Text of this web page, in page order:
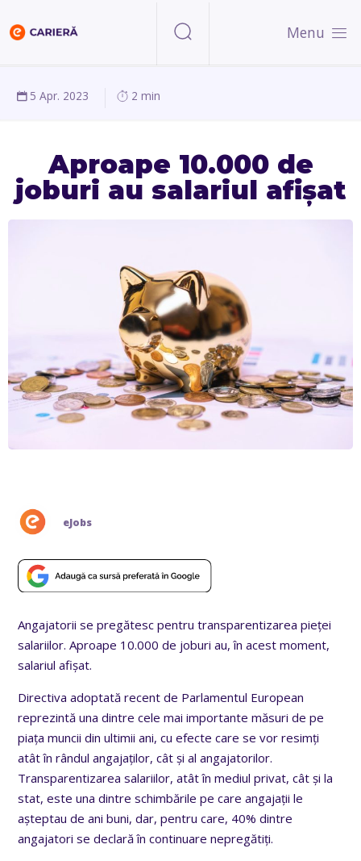
Menu
5 Apr. 2023 2 min
Aproape 10.000 de
joburi au salariul afișat
eJobs
Angajatorii se pregătesc pentru transparentizarea pieței
salariilor. Aproape 10.000 de joburi au, în acest moment,
salariul afișat.
Directiva adoptată recent de Parlamentul European
reprezintă una dintre cele mai importante măsuri de pe
piața muncii din ultimii ani, cu efecte care se vor resimți
atât în rândul angajaților, cât și al angajatorilor.
Transparentizarea salariilor, atât în mediul privat, cât și la
stat, este una dintre schimbările pe care angajații le
așteptau de ani buni, dar, pentru care, 40% dintre
angajatori se declară în continuare nepregătiți.